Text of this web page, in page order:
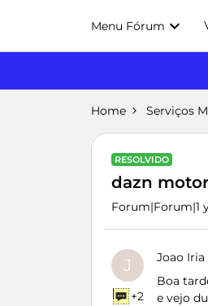
Menu Fórum
Home Serviços
RESOLVIDO
dazn
Forum|Forum|1
J
+2
Joao Iria
Boa
e vejo